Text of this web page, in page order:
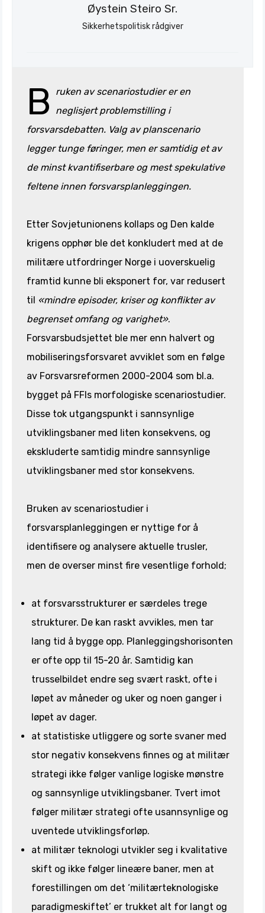
Øystein Steiro Sr.
Sikkerhetspolitisk rådgiver
B
ruken av scenariostudier er en
neglisjert problemstilling i
forsvarsdebatten. Valg av planscenario
legger tunge føringer, men er samtidig et av
de minst kvantifiserbare og mest spekulative
feltene innen forsvarsplanleggingen.
Etter Sovjetunionens kollaps og Den kalde
krigens opphør ble det konkludert med at de
militære utfordringer Norge i uoverskuelig
framtid kunne bli eksponert for, var redusert
til «mindre episoder, kriser og konflikter av
begrenset omfang og varighet».
Forsvarsbudsjettet ble mer enn halvert og
mobiliseringsforsvaret avviklet som en følge
av Forsvarsreformen 2000-2004 som bl.a.
bygget på FFIs morfologiske scenariostudier.
Disse tok utgangspunkt i sannsynlige
utviklingsbaner med liten konsekvens, og
ekskluderte samtidig mindre sannsynlige
utviklingsbaner med stor konsekvens.
Bruken av scenariostudier i
forsvarsplanleggingen er nyttige for å
identifisere og analysere aktuelle trusler,
men de overser minst fire vesentlige forhold;
at forsvarsstrukturer er særdeles trege
strukturer. De kan raskt avvikles, men tar
lang tid å bygge opp. Planleggingshorisonten
er ofte opp til 15-20 år. Samtidig kan
trusselbildet endre seg svært raskt, ofte i
løpet av måneder og uker og noen ganger i
løpet av dager.
at statistiske utliggere og sorte svaner med
stor negativ konsekvens finnes og at militær
strategi ikke følger vanlige logiske mønstre
og sannsynlige utviklingsbaner. Tvert imot
følger militær strategi ofte usannsynlige og
uventede utviklingsforløp.
at militær teknologi utvikler seg i kvalitative
skift og ikke følger lineære baner, men at
forestillingen om det ‘militærteknologiske
paradigmeskiftet’ er trukket alt for langt og